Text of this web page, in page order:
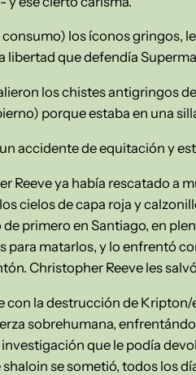
los íconos gringos,
libertad que defendía
los chistes antigringos
porque estaba en una
accidente de equitación y
Reeve ya había rescatado a
cielos de capa roja y
primero en Santiago, en
matarlos, y lo enfrentó
Christopher Reeve les
la destrucción de
sobrehumana,
que le podía
se sometió, todos los